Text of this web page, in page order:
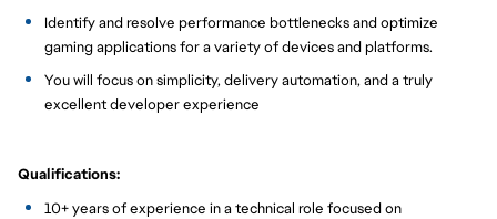
Identify and resolve performance bottlenecks and optimize
gaming applications for a variety of devices and platforms.
You will focus on simplicity, delivery automation, and a truly
excellent developer experience
Qualifications:
10+ years of experience in a technical role focused on